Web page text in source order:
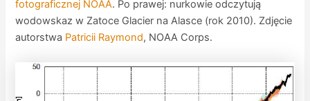
fotograficznej NOAA. Po prawej: nurkowie odczytują
wodowskaz w Zatoce Glacier na Alasce (rok 2010). Zdjęcie
autorstwa Patricii Raymond, NOAA Corps.